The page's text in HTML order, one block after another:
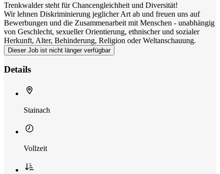
Trenkwalder steht für Chancengleichheit und Diversität!
Wir lehnen Diskriminierung jeglicher Art ab und freuen uns auf
Bewerbungen und die Zusammenarbeit mit Menschen - unabhängig
von Geschlecht, sexueller Orientierung, ethnischer und sozialer
Herkunft, Alter, Behinderung, Religion oder Weltanschauung.
Dieser Job ist nicht länger verfügbar
Details
Stainach
Vollzeit